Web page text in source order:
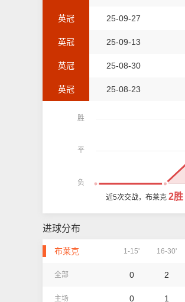
英冠 25-09-27
英冠 25-09-13
英冠 25-08-30
英冠 25-08-23
胜
平
负
近5次交战，布莱克 2胜
进球分布
布莱克 1-15' 16-30'
全部 0 2
主场 0 1